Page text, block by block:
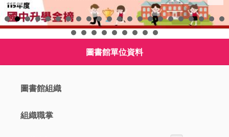
圖書館單位資料
圖書館組織
組織職掌